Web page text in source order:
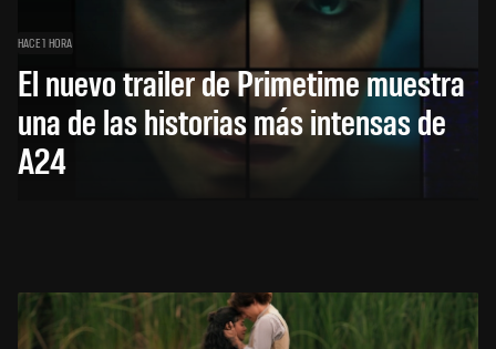
HACE 1 HORA
El nuevo trailer de Primetime muestra
una de las historias más intensas de
A24